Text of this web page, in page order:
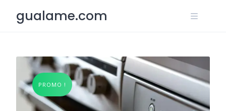
gualame.com
PROMO !